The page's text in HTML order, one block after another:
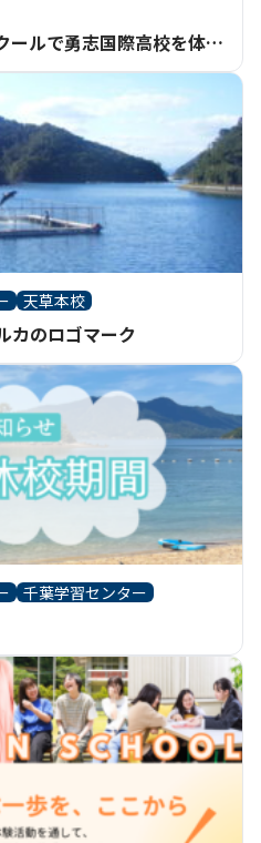
【天草】出張オープンスクールで勇志国際高校を体験してみませんか？
天草本校
カのロゴマーク
千葉学習センター